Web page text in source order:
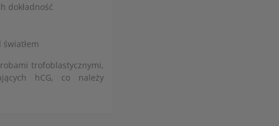
dokładność
trofoblastycznymi,
hCG, co należy